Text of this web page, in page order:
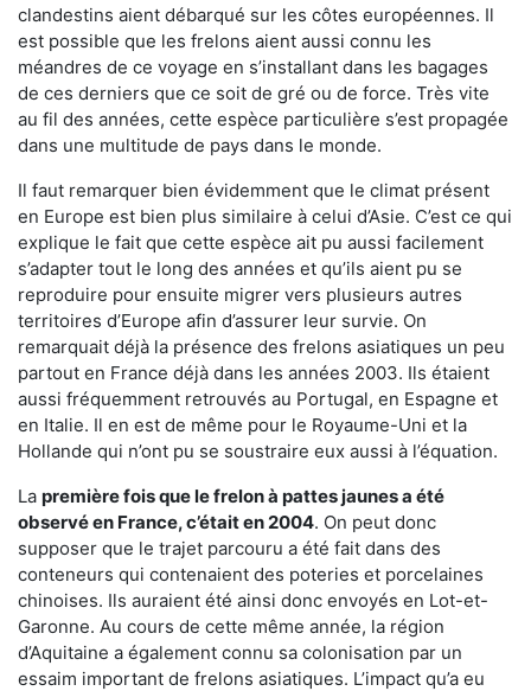
clandestins aient débarqué sur les côtes européennes. Il
est possible que les frelons aient aussi connu les
méandres de ce voyage en s’installant dans les bagages
de ces derniers que ce soit de gré ou de force. Très vite
au fil des années, cette espèce particulière s’est propagée
dans une multitude de pays dans le monde.
Il faut remarquer bien évidemment que le climat présent
en Europe est bien plus similaire à celui d’Asie. C’est ce qui
explique le fait que cette espèce ait pu aussi facilement
s’adapter tout le long des années et qu’ils aient pu se
reproduire pour ensuite migrer vers plusieurs autres
territoires d’Europe afin d’assurer leur survie. On
remarquait déjà la présence des frelons asiatiques un peu
partout en France déjà dans les années 2003. Ils étaient
aussi fréquemment retrouvés au Portugal, en Espagne et
en Italie. Il en est de même pour le Royaume-Uni et la
Hollande qui n’ont pu se soustraire eux aussi à l’équation.
La première fois que le frelon à pattes jaunes a été
observé en France, c’était en 2004. On peut donc
supposer que le trajet parcouru a été fait dans des
conteneurs qui contenaient des poteries et porcelaines
chinoises. Ils auraient été ainsi donc envoyés en Lot-et-
Garonne. Au cours de cette même année, la région
d’Aquitaine a également connu sa colonisation par un
essaim important de frelons asiatiques. L’impact qu’a eu